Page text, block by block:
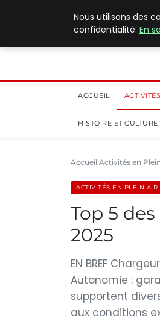
ACCUEIL
HISTOIRE ET CULTURE
Accueil Activités en
ACTIVITÉS EN PLEIN AIR
Top 5
2025
EN BREF
Autonomie :
supportent
aux conditions
Nous utilisons des
confidentialité. En